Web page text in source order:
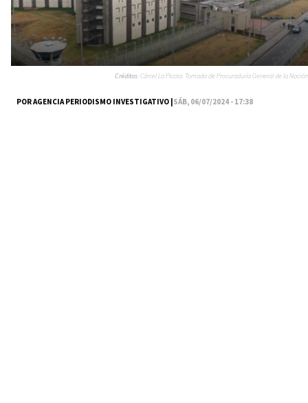
POR AGENCIA PERIODISMO INVESTIGATIVO |SÁB, 06/07/2024 - 17:38
Créditos:Cárcel La Picota. Tomada de Procuraduría General de la Nación